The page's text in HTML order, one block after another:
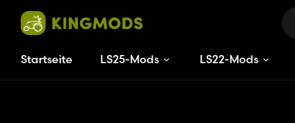
Startseite LS25-Mods LS22-Mods